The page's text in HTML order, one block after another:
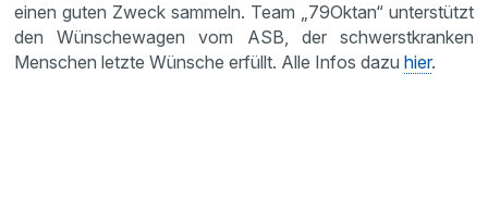
einen guten Zweck sammeln. Team „79Oktan“ unterstützt
den Wünschewagen vom ASB, der schwerstkranken
Menschen letzte Wünsche erfüllt. Alle Infos dazuhier.